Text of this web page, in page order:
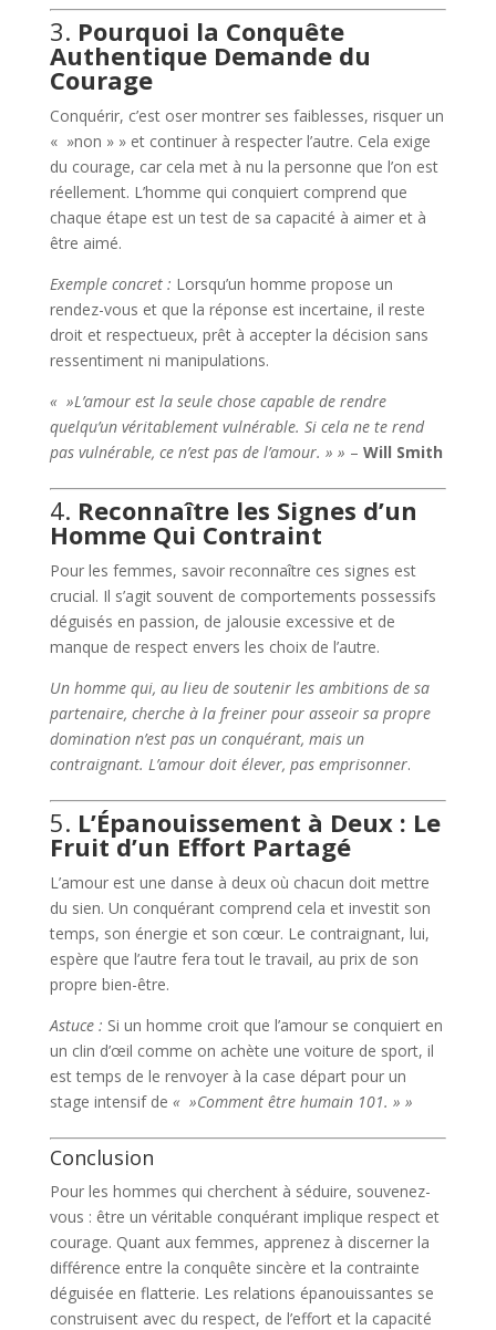
3. Pourquoi la Conquête
Authentique Demande du
Courage
Conquérir, c’est oser montrer ses faiblesses, risquer un
« »non » » et continuer à respecter l’autre. Cela exige
du courage, car cela met à nu la personne que l’on est
réellement. L’homme qui conquiert comprend que
chaque étape est un test de sa capacité à aimer et à
être aimé.
Exemple concret : Lorsqu’un homme propose un
rendez-vous et que la réponse est incertaine, il reste
droit et respectueux, prêt à accepter la décision sans
ressentiment ni manipulations.
« »L’amour est la seule chose capable de rendre
quelqu’un véritablement vulnérable. Si cela ne te rend
pas vulnérable, ce n’est pas de l’amour. » » – Will Smith
4. Reconnaître les Signes d’un
Homme Qui Contraint
Pour les femmes, savoir reconnaître ces signes est
crucial. Il s’agit souvent de comportements possessifs
déguisés en passion, de jalousie excessive et de
manque de respect envers les choix de l’autre.
Un homme qui, au lieu de soutenir les ambitions de sa
partenaire, cherche à la freiner pour asseoir sa propre
domination n’est pas un conquérant, mais un
contraignant. L’amour doit élever, pas emprisonner.
5. L’Épanouissement à Deux : Le
Fruit d’un Effort Partagé
L’amour est une danse à deux où chacun doit mettre
du sien. Un conquérant comprend cela et investit son
temps, son énergie et son cœur. Le contraignant, lui,
espère que l’autre fera tout le travail, au prix de son
propre bien-être.
Astuce : Si un homme croit que l’amour se conquiert en
un clin d’œil comme on achète une voiture de sport, il
est temps de le renvoyer à la case départ pour un
stage intensif de « »Comment être humain 101. » »
Conclusion
Pour les hommes qui cherchent à séduire, souvenez-
vous : être un véritable conquérant implique respect et
courage. Quant aux femmes, apprenez à discerner la
différence entre la conquête sincère et la contrainte
déguisée en flatterie. Les relations épanouissantes se
construisent avec du respect, de l’effort et la capacité